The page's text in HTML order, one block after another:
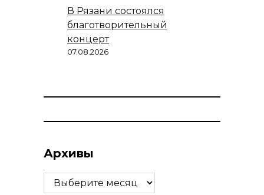
В Рязани состоялся
благотворительный
концерт
07.08.2026
Архивы
Архивы